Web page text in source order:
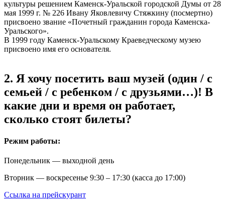
культуры решением Каменск-Уральской городской Думы от 28
мая 1999 г. № 226 Ивану Яковлевичу Стяжкину (посмертно)
присвоено звание «Почетный гражданин города Каменска-
Уральского».
В 1999 году Каменск-Уральскому Краеведческому музею
присвоено имя его основателя.
2. Я хочу посетить ваш музей (один / с
семьей / с ребенком / с друзьями…)! В
какие дни и время он работает,
сколько стоят билеты?
Режим работы:
Понедельник — выходной день
Вторник — воскресенье 9:30 – 17:30 (касса до 17:00)
Ссылка на прейскурант